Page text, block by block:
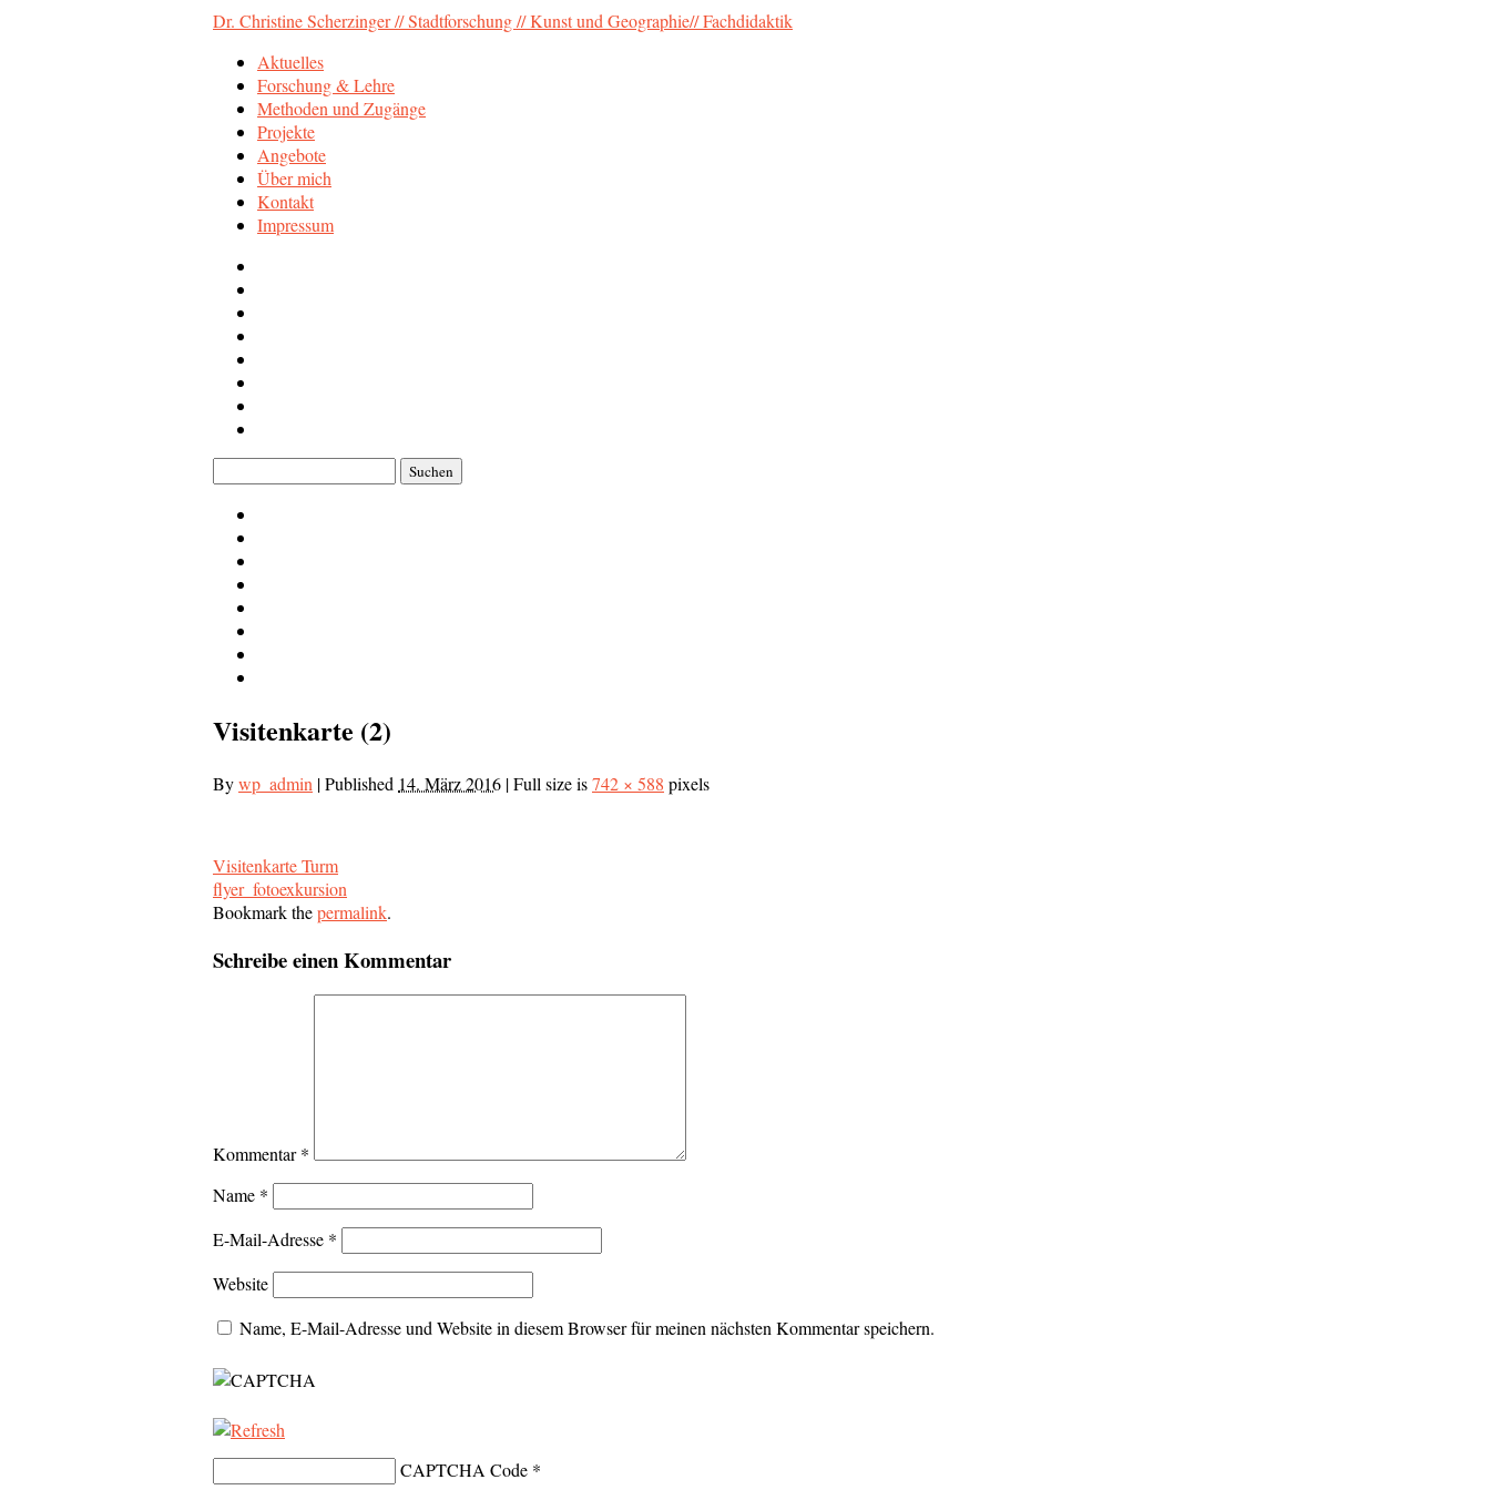
Dr. Christine Scherzinger // Stadtforschung // Kunst und Geographie// Fachdidaktik
Aktuelles
Forschung & Lehre
Methoden und Zugänge
Projekte
Angebote
Über mich
Kontakt
Impressum
nach:
Visitenkarte (2)
Bywp_admin |Published 14. März 2016 |Full size is742 × 588 pixels
Visitenkarte Turm
flyer_fotoexkursion
Bookmark thepermalink.
Schreibe einen Kommentar
Kommentar*
Name *
E-Mail-Adresse *
Website
Name, E-Mail-Adresse und Website in diesem Browser für meinen nächsten Kommentar speichern.
CAPTCHA Code *